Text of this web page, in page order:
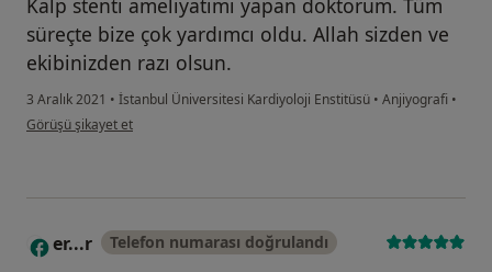
Kalp stenti ameliyatımı yapan doktorum. Tüm
süreçte bize çok yardımcı oldu. Allah sizden ve
ekibinizden razı olsun.
3 Aralık 2021 • İstanbul Üniversitesi Kardiyoloji Enstitüsü • Anjiyografi •
kullanıcının görüşüne göre mu....
Görüşü şikayet et
E er...r Telefon numarası doğrulandı